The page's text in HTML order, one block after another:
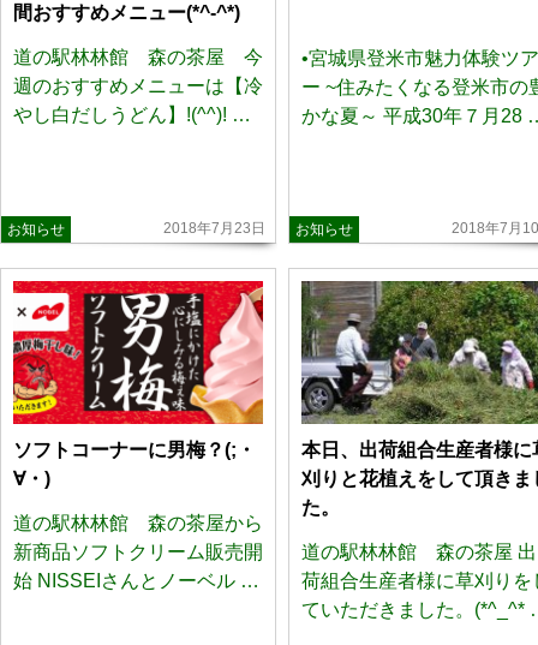
間おすすめメニュー(*^-^*)
道の駅林林館 森の茶屋 今
週のおすすめメニューは【冷
やし白だしうどん】!(^^)! …
2018年7月23日
お知らせ
•宮城県登米市魅力体験ツア
ー ~住みたくなる登米市の
かな夏～ 平成30年７月28
2018年7月
お知らせ
ソフトコーナーに男梅？(;・
∀・)
道の駅林林館 森の茶屋から
新商品ソフトクリーム販売開
始 NISSEIさんとノーベル …
本日、出荷組合生産者様に
刈りと花植えをして頂きま
た。
道の駅林林館 森の茶屋 出
荷組合生産者様に草刈りを
ていただきました。(*^_^*